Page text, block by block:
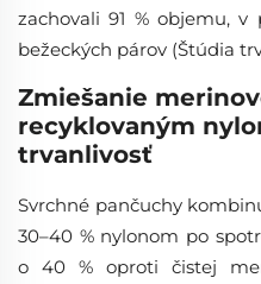
zachovali 91 % objemu,
bežeckých párov (Štúdia
Zmiešanie
recyklovaným
trvanlivosť
Svrchné pančuchy
30–40 % nylonom po
o 40 % oproti čistej